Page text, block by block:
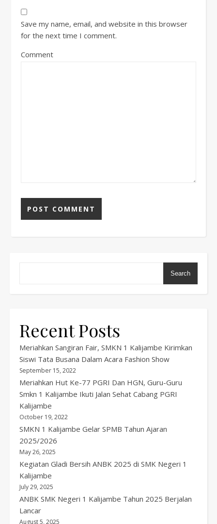
Save my name, email, and website in this browser
for the next time I comment.
Comment
Search
Recent Posts
Meriahkan Sangiran Fair, SMKN 1 Kalijambe Kirimkan
Siswi Tata Busana Dalam Acara Fashion Show
September 15, 2022
Meriahkan Hut Ke-77 PGRI Dan HGN, Guru-Guru
Smkn 1 Kalijambe Ikuti Jalan Sehat Cabang PGRI
Kalijambe
October 19, 2022
SMKN 1 Kalijambe Gelar SPMB Tahun Ajaran
2025/2026
May 26, 2025
Kegiatan Gladi Bersih ANBK 2025 di SMK Negeri 1
Kalijambe
July 29, 2025
ANBK SMK Negeri 1 Kalijambe Tahun 2025 Berjalan
Lancar
August 5, 2025